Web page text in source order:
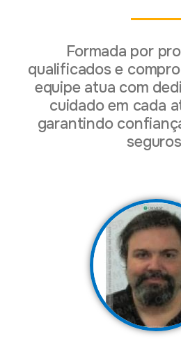
Formada por
qualificados e
equipe atua com
cuidado em cada
garantindo